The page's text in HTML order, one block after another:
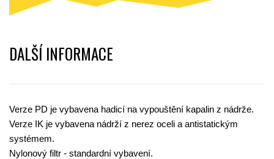
DALŠÍ INFORMACE
Verze PD je vybavena hadicí na vypouštění kapalin z nádrže.
Verze IK je vybavena nádrží z nerez oceli a antistatickým
systémem.
Nylonový filtr - standardní vybavení.